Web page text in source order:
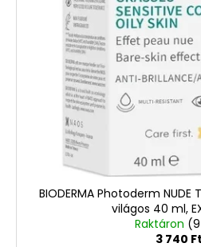
BIODERMA Photoderm
világos 40 ml,
Raktáron
3 740 Ft